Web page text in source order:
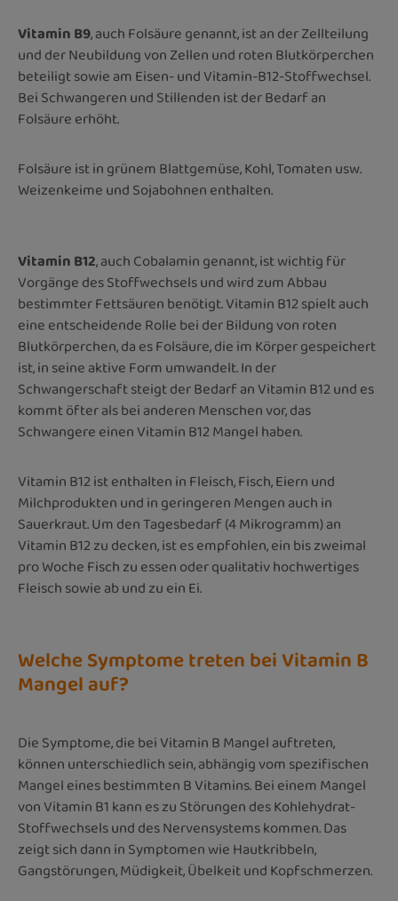
Vitamin B9, auch Folsäure genannt, ist an der Zellteilung
und der Neubildung von Zellen und roten Blutkörperchen
beteiligt sowie am Eisen- und Vitamin-B12-Stoffwechsel.
Bei Schwangeren und Stillenden ist der Bedarf an
Folsäure erhöht.
Folsäure ist in grünem Blattgemüse, Kohl, Tomaten usw.
Weizenkeime und Sojabohnen enthalten.
Vitamin B12, auch Cobalamin genannt, ist wichtig für
Vorgänge des Stoffwechsels und wird zum Abbau
bestimmter Fettsäuren benötigt. Vitamin B12 spielt auch
eine entscheidende Rolle bei der Bildung von roten
Blutkörperchen, da es Folsäure, die im Körper gespeichert
ist, in seine aktive Form umwandelt. In der
Schwangerschaft steigt der Bedarf an Vitamin B12 und es
kommt öfter als bei anderen Menschen vor, das
Schwangere einen Vitamin B12 Mangel haben.
Vitamin B12 ist enthalten in Fleisch, Fisch, Eiern und
Milchprodukten und in geringeren Mengen auch in
Sauerkraut. Um den Tagesbedarf (4 Mikrogramm) an
Vitamin B12 zu decken, ist es empfohlen, ein bis zweimal
pro Woche Fisch zu essen oder qualitativ hochwertiges
Fleisch sowie ab und zu ein Ei.
Welche Symptome treten bei Vitamin B
Mangel auf?
Die Symptome, die bei Vitamin B Mangel auftreten,
können unterschiedlich sein, abhängig vom spezifischen
Mangel eines bestimmten B Vitamins. Bei einem Mangel
von Vitamin B1 kann es zu Störungen des Kohlehydrat-
Stoffwechsels und des Nervensystems kommen. Das
zeigt sich dann in Symptomen wie Hautkribbeln,
Gangstörungen, Müdigkeit, Übelkeit und Kopfschmerzen.